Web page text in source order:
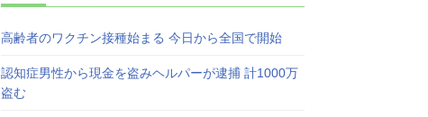
高齢者のワクチン接種始まる 今日から全国で開始
認知症男性から現金を盗みヘルパーが逮捕 計1000万
盗む